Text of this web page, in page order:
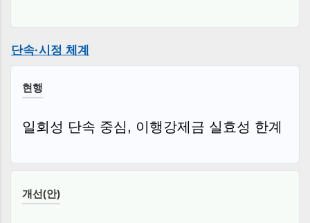
단속·시정 체계
현행
일회성 단속 중심, 이행강제금 실효성 한계
개선(안)